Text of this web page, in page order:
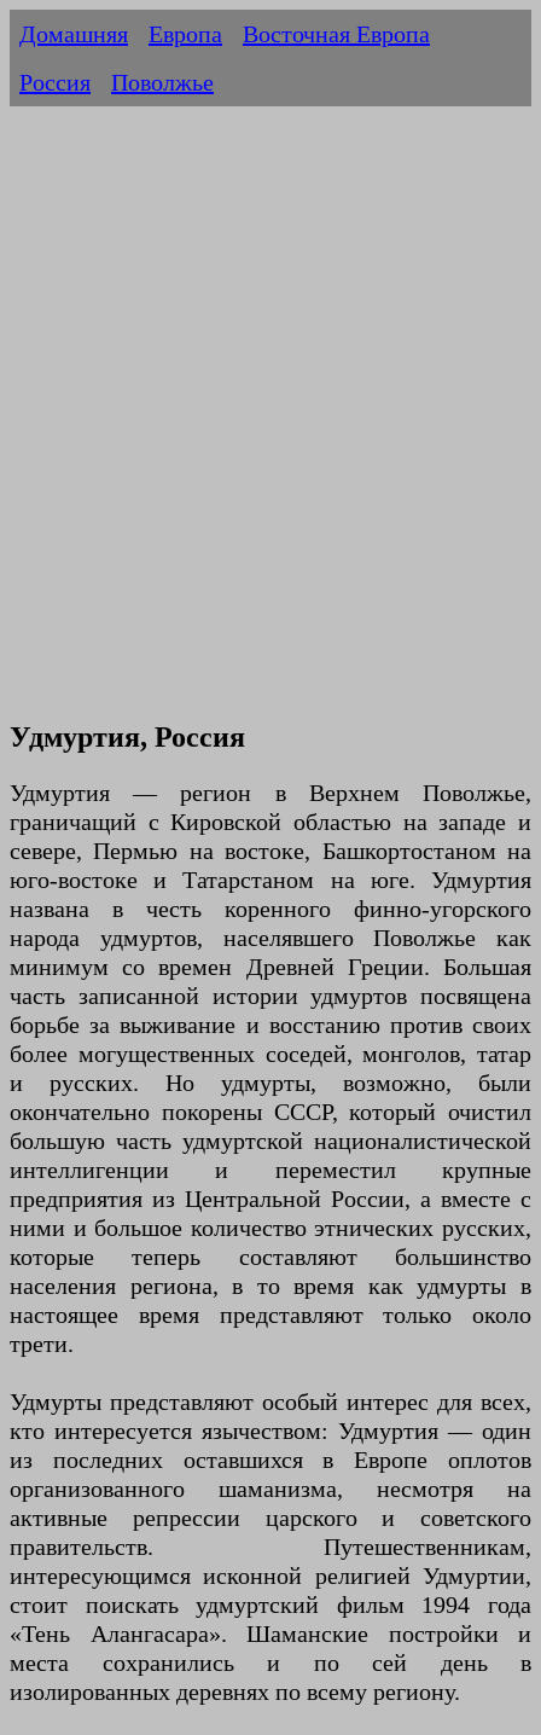
Домашняя Европа
Восточная Европа
Россия
Поволжье
Удмуртия, Россия
Удмуртия — регион в Верхнем Поволжье,
граничащий с Кировской областью на западе и
севере, Пермью на востоке, Башкортостаном на
юго-востоке и Татарстаном на юге. Удмуртия
названа в честь коренного финно-угорского
народа удмуртов, населявшего Поволжье как
минимум со времен Древней Греции. Большая
часть записанной истории удмуртов посвящена
борьбе за выживание и восстанию против своих
более могущественных соседей, монголов, татар
и русских. Но удмурты, возможно, были
окончательно покорены СССР, который очистил
большую часть удмуртской националистической
интеллигенции и переместил крупные
предприятия из Центральной России, а вместе с
ними и большое количество этнических русских,
которые теперь составляют большинство
населения региона, в то время как удмурты в
настоящее время представляют только около
трети.
Удмурты представляют особый интерес для всех,
кто интересуется язычеством: Удмуртия — один
из последних оставшихся в Европе оплотов
организованного шаманизма, несмотря на
активные репрессии царского и советского
правительств. Путешественникам,
интересующимся исконной религией Удмуртии,
стоит поискать удмуртский фильм 1994 года
«Тень Алангасара». Шаманские постройки и
места сохранились и по сей день в
изолированных деревнях по всему региону.